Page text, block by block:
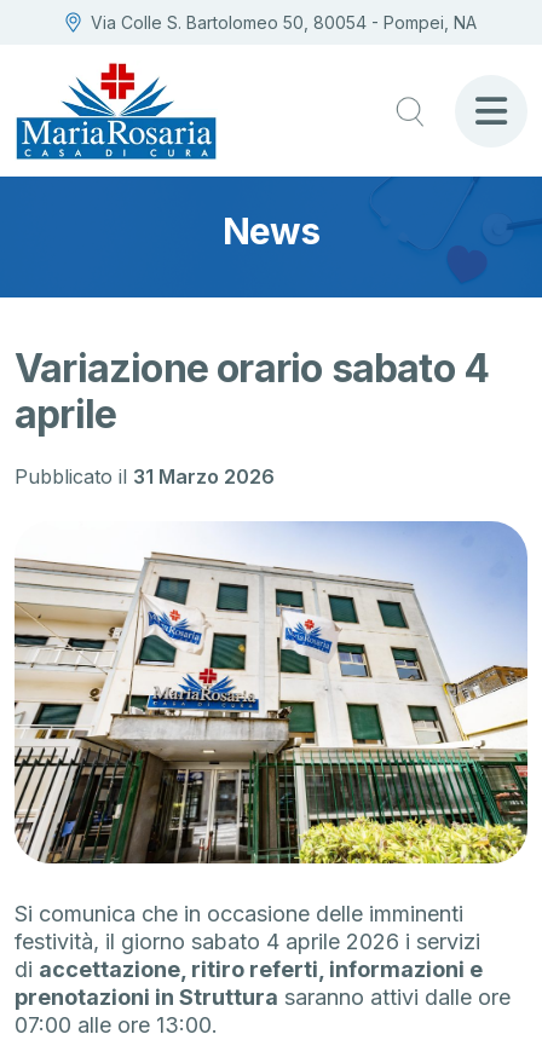
Via Colle S. Bartolomeo 50, 80054 - Pompei, NA
News
Variazione orario sabato 4
aprile
Pubblicato il 31 Marzo 2026
Si comunica che in occasione delle imminenti
festività, il giorno sabato 4 aprile 2026 i servizi
di accettazione, ritiro referti, informazioni e
prenotazioni in Struttura saranno attivi dalle ore
07:00 alle ore 13:00.